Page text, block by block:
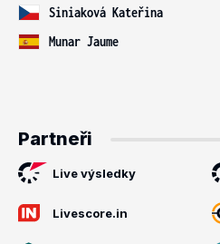
Siniaková Kateřina
Munar Jaume
Partneři
Live výsledky
Livescore.in